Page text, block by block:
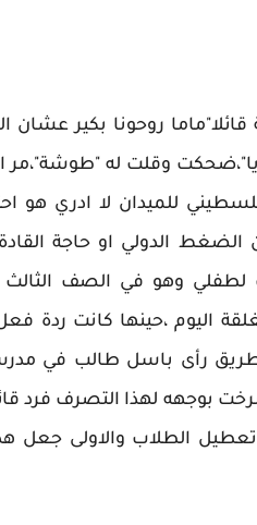
روحونا بكير عشان
وقلت له "طوشة"،مر
للميدان لا ادري هو
الدولي او حاجة القادة
وهو في الصف
اليوم ،حينها كانت ردة
الطريق رأى باسل طالب في
بوجهه لهذا التصرف فرد
الطلاب والاولى جعل